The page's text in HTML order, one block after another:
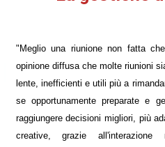
"Meglio una riunione non fatta
opinione diffusa che molte riunioni
lente, inefficienti e utili più a
se opportunamente preparate e
raggiungere decisioni migliori, più
creative, grazie all'interazione